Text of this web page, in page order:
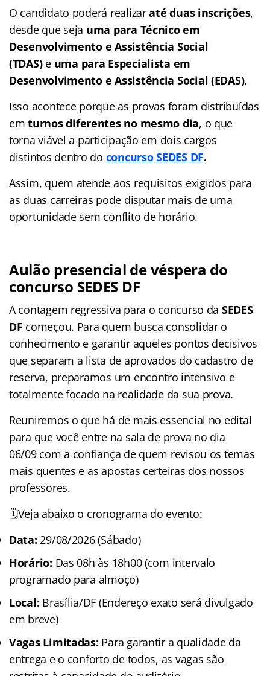
O candidato poderá realizaraté duas inscrições,
desde que seja uma para Técnico em
Desenvolvimento e Assistência Social
(TDAS)e uma para Especialista em
Desenvolvimento e Assistência Social (EDAS).
Isso acontece porque as provas foram distribuídas
emturnos diferentes no mesmo dia, o que
torna viável a participação em dois cargos
distintos dentro do concurso SEDES DF.
Assim, quem atende aos requisitos exigidos para
as duas carreiras pode disputar mais de uma
oportunidade sem conflito de horário.
Aulão presencial de véspera do
concurso SEDES DF
A contagem regressiva para o concurso da SEDES
DF começou. Para quem busca consolidar o
conhecimento e garantir aqueles pontos decisivos
que separam a lista de aprovados do cadastro de
reserva, preparamos um encontro intensivo e
totalmente focado na realidade da sua prova.
Reuniremos o que há de mais essencial no edital
para que você entre na sala de prova no dia
06/09 com a confiança de quem revisou os temas
mais quentes e as apostas certeiras dos nossos
professores.
🗓️Veja abaixo o cronograma do evento:
Data: 29/08/2026 (Sábado)
Horário: Das 08h às 18h00 (com intervalo
programado para almoço)
Local: Brasília/DF (Endereço exato será divulgado
em breve)
Vagas Limitadas: Para garantir a qualidade da
entrega e o conforto de todos, as vagas são